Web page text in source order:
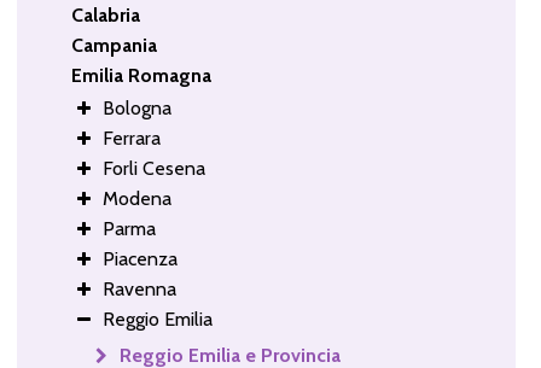
Calabria
Campania
Emilia Romagna
Bologna
Ferrara
Forli Cesena
Modena
Parma
Piacenza
Ravenna
Reggio Emilia
Reggio Emilia e Provincia